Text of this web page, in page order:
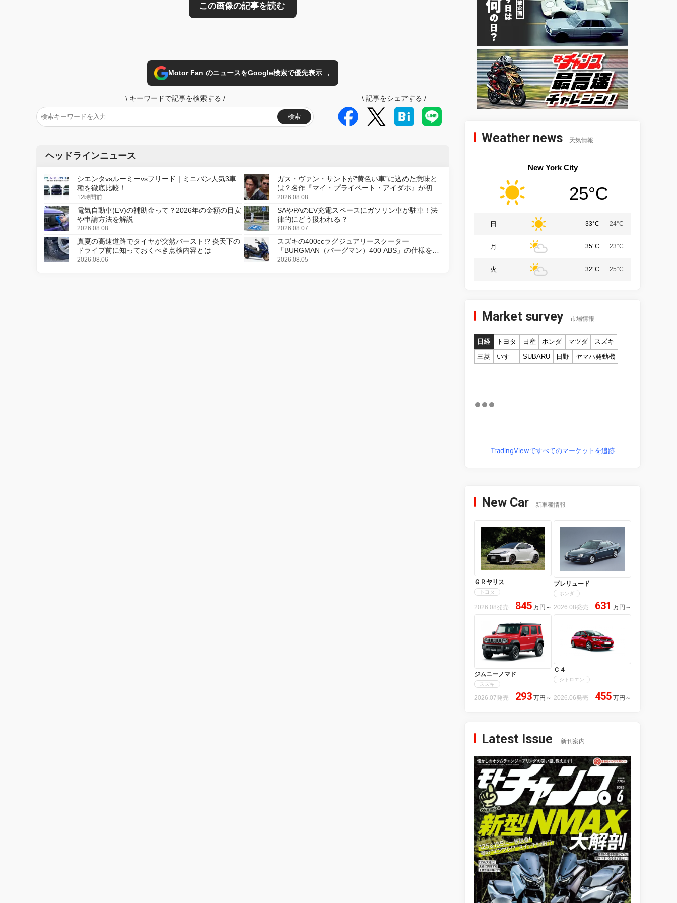
Motor Fan のニュースをGoogle検索で優先表示→
\ キーワードで記事を検索する /
検索
\ 記事をシェアする /
ヘッドラインニュース
シエンタvsルーミーvsフリード｜ミニバン人気3車
種を徹底比較！
12時間前
ガス・ヴァン・サントが“黄色い車”に込めた意味と
は？名作『マイ・プライベート・アイダホ』が初の
デジタルリマスター版で復活
2026.08.08
電気自動車(EV)の補助金って？2026年の金額の目安
や申請方法を解説
2026.08.08
SAやPAのEV充電スペースにガソリン車が駐車！法
律的にどう扱われる？
2026.08.07
真夏の高速道路でタイヤが突然バースト!? 炎天下の
ドライブ前に知っておくべき点検内容とは
2026.08.06
スズキの400ccラグジュアリースクーター
「BURGMAN（バーグマン）400 ABS」の仕様を変
更し、8月18日に発売
2026.08.05
Weather news 天気情報
New York City
25°C
日 33°C 24°C
月 35°C 23°C
火 32°C 25°C
Market survey 市場情報
日経 トヨタ 日産 ホンダ マツダ
スズキ
三菱
いすゞ SUBARU 日野 ヤマハ発動機
TradingViewですべてのマーケットを追跡
New Car 新車種情報
ＧＲヤリス
トヨタ
2026.08発売 845 万円 ～
プレリュード
ホンダ
2026.08発売 631 万円 ～
ジムニーノマド
スズキ
2026.07発売 293 万円 ～
Ｃ４
シトロエン
2026.06発売 455 万円 ～
Latest Issue 新刊案内